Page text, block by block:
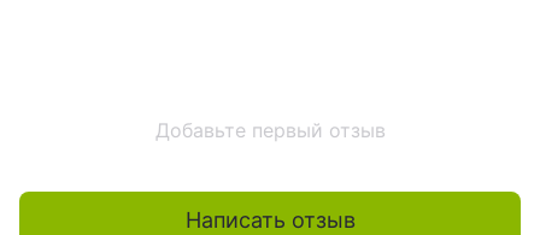
Добавьте первый отзыв
Написать отзыв